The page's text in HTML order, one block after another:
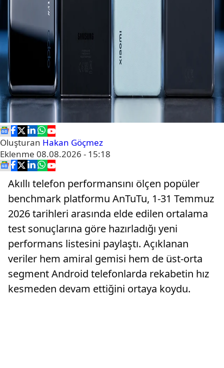
Oluşturan Hakan Göçmez
Eklenme 08.08.2026 - 15:18
Akıllı telefon performansını ölçen popüler
benchmark platformu AnTuTu, 1-31 Temmuz
2026 tarihleri arasında elde edilen ortalama
test sonuçlarına göre hazırladığı yeni
performans listesini paylaştı. Açıklanan
veriler hem amiral gemisi hem de üst-orta
segment Android telefonlarda rekabetin hız
kesmeden devam ettiğini ortaya koydu.